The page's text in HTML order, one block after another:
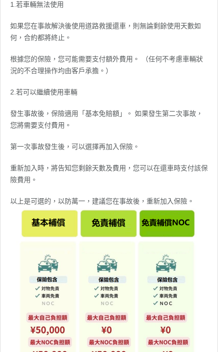
1.若車輛無法使用
如果您在事故解決後使用道路救援還車，則無論剩餘使用天數如
何，合約都將終止。
根據您的保險，您可能需要支付額外費用。 （任何不考慮車輛狀
況的不合理操作均由客戶承擔。）
2.若可以繼續使用車輛
發生事故後，保險適用「基本免賠額」。 如果發生第二次事故，
您將需要支付費用。
第一次事故發生後，可以選擇再加入保險。
重新加入時，將告知您剩餘天數及費用，您可以在還車時支付該保
險費用。
以上是可選的，以防萬一，建議您在事故後，重新加入保險。